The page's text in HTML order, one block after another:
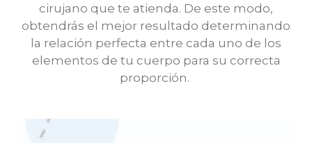
cirujano que te atienda. De este modo,
obtendrás el mejor resultado determinando
la relación perfecta entre cada uno de los
elementos de tu cuerpo para su correcta
proporción.